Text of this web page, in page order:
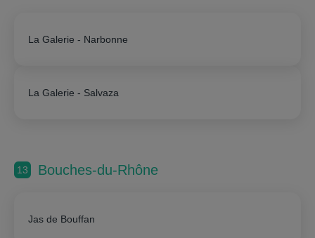
La Galerie - Narbonne
La Galerie - Salvaza
13 Bouches-du-Rhône
Jas de Bouffan